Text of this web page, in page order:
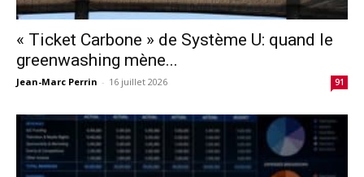
« Ticket Carbone » de Système U: quand le
greenwashing mène...
Jean-Marc Perrin - 16 juillet 2026 91